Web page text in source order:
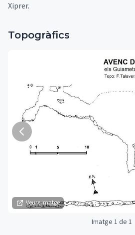
Xiprer.
Topogràfics
Veure imatge
Imatge 1 de 1